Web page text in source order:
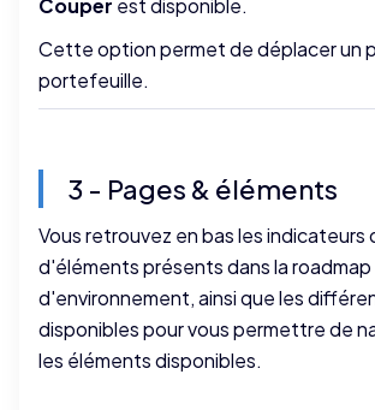
Cette option permet de déplacer un
portefeuille.
3 - Pages & éléments
Vous retrouvez en bas les indicateurs
d'éléments présents dans la roadmap
d'environnement, ainsi que les
disponibles pour vous permettre de
les éléments disponibles.